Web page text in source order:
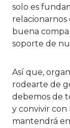
solo es
relacionarnos
buena
soporte de
Así que,
rodearte de
debemos de
y convivir con
mantendrá